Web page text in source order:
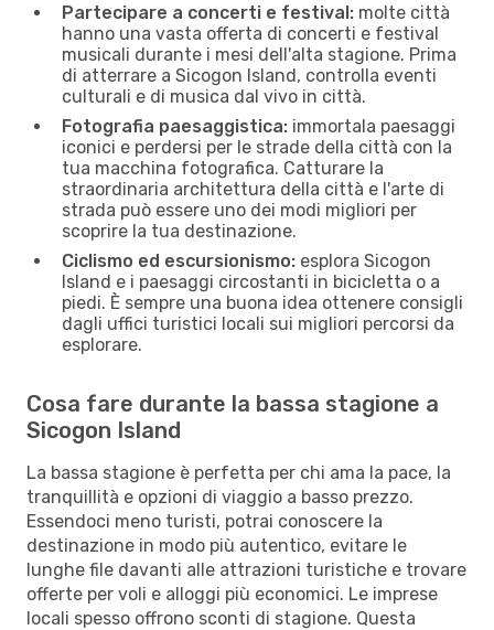
Partecipare a concerti e festival: molte città
hanno una vasta offerta di concerti e festival
musicali durante i mesi dell'alta stagione. Prima
di atterrare a Sicogon Island, controlla eventi
culturali e di musica dal vivo in città.
Fotografia paesaggistica: immortala paesaggi
iconici e perdersi per le strade della città con la
tua macchina fotografica. Catturare la
straordinaria architettura della città e l'arte di
strada può essere uno dei modi migliori per
scoprire la tua destinazione.
Ciclismo ed escursionismo: esplora Sicogon
Island e i paesaggi circostanti in bicicletta o a
piedi. È sempre una buona idea ottenere consigli
dagli uffici turistici locali sui migliori percorsi da
esplorare.
Cosa fare durante la bassa stagione a
Sicogon Island
La bassa stagione è perfetta per chi ama la pace, la
tranquillità e opzioni di viaggio a basso prezzo.
Essendoci meno turisti, potrai conoscere la
destinazione in modo più autentico, evitare le
lunghe file davanti alle attrazioni turistiche e trovare
offerte per voli e alloggi più economici. Le imprese
locali spesso offrono sconti di stagione. Questa